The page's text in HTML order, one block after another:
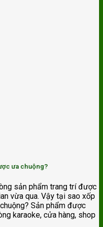
ưa chuộng?
sản phẩm trang trí được
vừa qua. Vậy tại sao xốp
Sản phẩm được
karaoke, cửa hàng, shop